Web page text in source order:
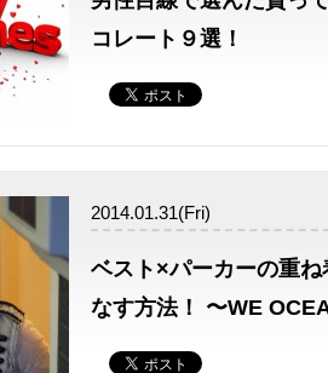
コレート９選！
2014.01.31(Fri)
ベスト×パーカーの重
なす方法！ 〜WE